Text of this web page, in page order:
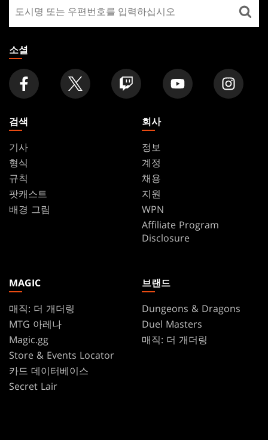
FOOTER
장
찾
기
소셜
검색
기사
형식
규칙
팟캐스트
배경 그림
회사
정보
계정
채용
지원
WPN
Affiliate Program
Disclosure
MAGIC
매직: 더 개더링
MTG 아레나
Magic.gg
Store & Events Locator
카드 데이터베이스
Secret Lair
브랜드
Dungeons & Dragons
Duel Masters
매직: 더 개더링